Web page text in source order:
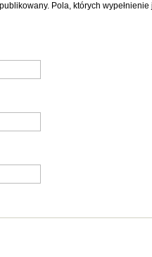
Pola, których